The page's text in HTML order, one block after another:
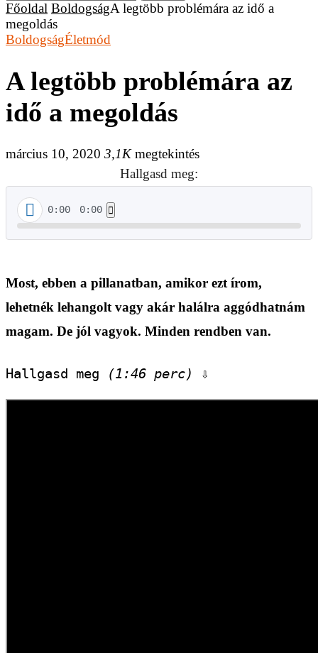
Főoldal BoldogságA legtöbb problémára az idő a
megoldás
BoldogságÉletmód
A legtöbb problémára az
idő a megoldás
március 10, 2020 3,1Kmegtekintés
Hallgasd meg:
0:00 0:00
Most, ebben a pillanatban, amikor ezt írom,
lehetnék lehangolt vagy akár halálra aggódhatnám
magam. De jól vagyok. Minden rendben van.
Hallgasd meg (1:46 perc) ⇩